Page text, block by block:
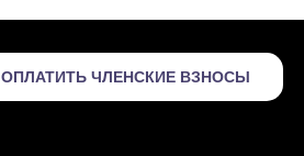
ОПЛАТИТЬ ЧЛЕНСКИЕ ВЗНОСЫ